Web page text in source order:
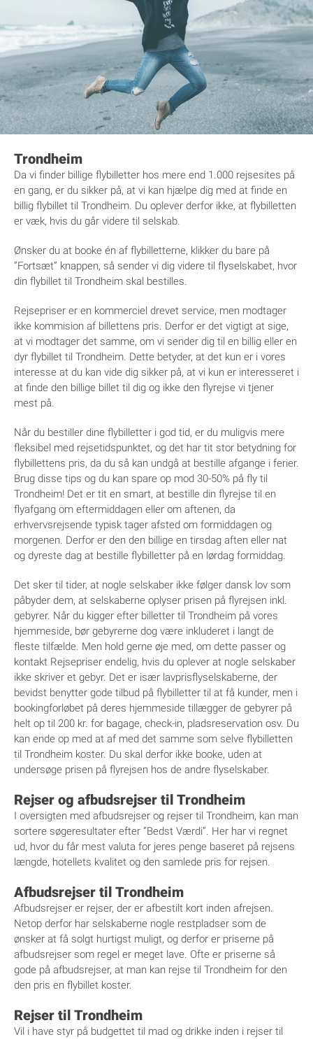
Trondheim
Da vi finder billige flybilletter hos mere end 1.000 rejsesites på
en gang, er du sikker på, at vi kan hjælpe dig med at finde en
billig flybillet til Trondheim. Du oplever derfor ikke, at flybilletten
er væk, hvis du går videre til selskab.
Ønsker du at booke én af flybilletterne, klikker du bare på
”Fortsæt” knappen, så sender vi dig videre til flyselskabet, hvor
din flybillet til Trondheim skal bestilles.
Rejsepriser er en kommerciel drevet service, men modtager
ikke kommision af billettens pris. Derfor er det vigtigt at sige,
at vi modtager det samme, om vi sender dig til en billig eller en
dyr flybillet til Trondheim. Dette betyder, at det kun er i vores
interesse at du kan vide dig sikker på, at vi kun er interesseret i
at finde den billige billet til dig og ikke den flyrejse vi tjener
mest på.
Når du bestiller dine flybilletter i god tid, er du muligvis mere
fleksibel med rejsetidspunktet, og det har tit stor betydning for
flybillettens pris, da du så kan undgå at bestille afgange i ferier.
Brug disse tips og du kan spare op mod 30-50% på fly til
Trondheim! Det er tit en smart, at bestille din flyrejse til en
flyafgang om eftermiddagen eller om aftenen, da
erhvervsrejsende typisk tager afsted om formiddagen og
morgenen. Derfor er den den billige en tirsdag aften eller nat
og dyreste dag at bestille flybilletter på en lørdag formiddag.
Det sker til tider, at nogle selskaber ikke følger dansk lov som
påbyder dem, at selskaberne oplyser prisen på flyrejsen inkl.
gebyrer. Når du kigger efter billetter til Trondheim på vores
hjemmeside, bør gebyrerne dog være inkluderet i langt de
fleste tilfælde. Men hold gerne øje med, om dette passer og
kontakt Rejsepriser endelig, hvis du oplever at nogle selskaber
ikke skriver et gebyr. Det er især lavprisflyselskaberne, der
bevidst benytter gode tilbud på flybilletter til at få kunder, men i
bookingforløbet på deres hjemmeside tillægger de gebyrer på
helt op til 200 kr. for bagage, check-in, pladsreservation osv. Du
kan ende op med at af med det samme som selve flybilletten
til Trondheim koster. Du skal derfor ikke booke, uden at
undersøge prisen på flyrejsen hos de andre flyselskaber.
Rejser og afbudsrejser til Trondheim
I oversigten med afbudsrejser og rejser til Trondheim, kan man
sortere søgeresultater efter ”Bedst Værdi”. Her har vi regnet
ud, hvor du får mest valuta for jeres penge baseret på rejsens
længde, hotellets kvalitet og den samlede pris for rejsen.
Afbudsrejser til Trondheim
Afbudsrejser er rejser, der er afbestilt kort inden afrejsen.
Netop derfor har selskaberne nogle restpladser som de
ønsker at få solgt hurtigst muligt, og derfor er priserne på
afbudsrejser som regel er meget lave. Ofte er priserne så
gode på afbudsrejser, at man kan rejse til Trondheim for den
den pris en flybillet koster.
Rejser til Trondheim
Vil i have styr på budgettet til mad og drikke inden i rejser til